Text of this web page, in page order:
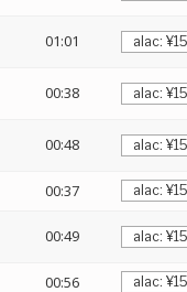
01:01
00:38
00:48
00:37
00:49
00:56